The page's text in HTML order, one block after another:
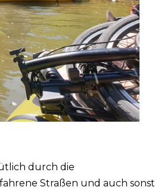
durch die
Straßen und auch sonst